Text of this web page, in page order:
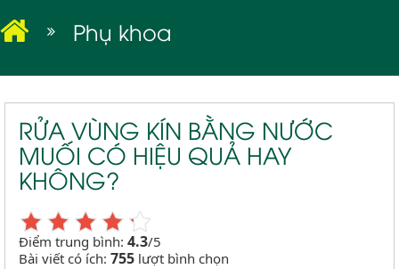
Phụ khoa
RỬA VÙNG KÍN BẰNG NƯỚC
MUỐI CÓ HIỆU QUẢ HAY
KHÔNG?
Điểm trung bình: 4.3/5
Bài viết có ích: 755 lượt bình chọn